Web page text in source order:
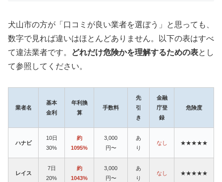
犬山市の方が「口コミが良い業者を選ぼう」と思っても、
数字で見れば違いはほとんどありません。以下の表はすべ
て違法業者です。
どれだけ危険かを理解するための表とし
て参照してください。
業者名
基本
金利
年利換
算
手数料
先
引
き
金融
庁登
録
危険度
ハナビ
10日
30%
約
1095%
3,000
円〜
あ
り
なし ★★★★★
レイス
7日
20%
約
1043%
3,000
円〜
あ
り
なし ★★★★★